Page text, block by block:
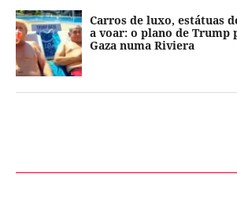
Carros de luxo, estátuas
a voar: o plano de
Gaza numa Riviera